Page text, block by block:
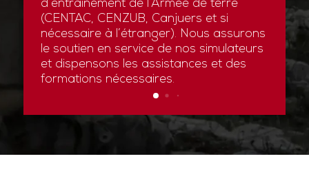
d’entraînement de l’Armée de terre
(CENTAC, CENZUB, Canjuers et si
nécessaire à l’étranger). Nous assurons
le soutien en service de nos simulateurs
et dispensons les assistances et des
formations nécessaires.